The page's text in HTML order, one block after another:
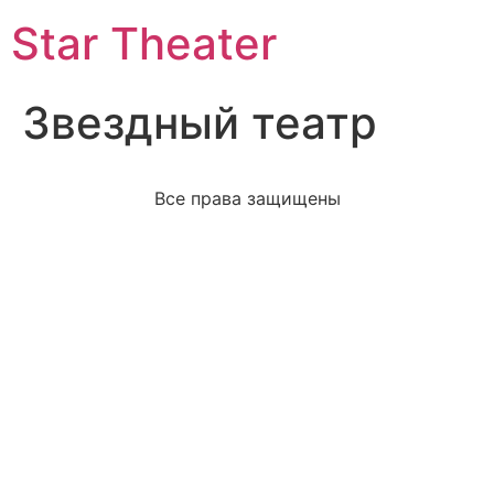
Star Theater
Звездный театр
Все права защищены